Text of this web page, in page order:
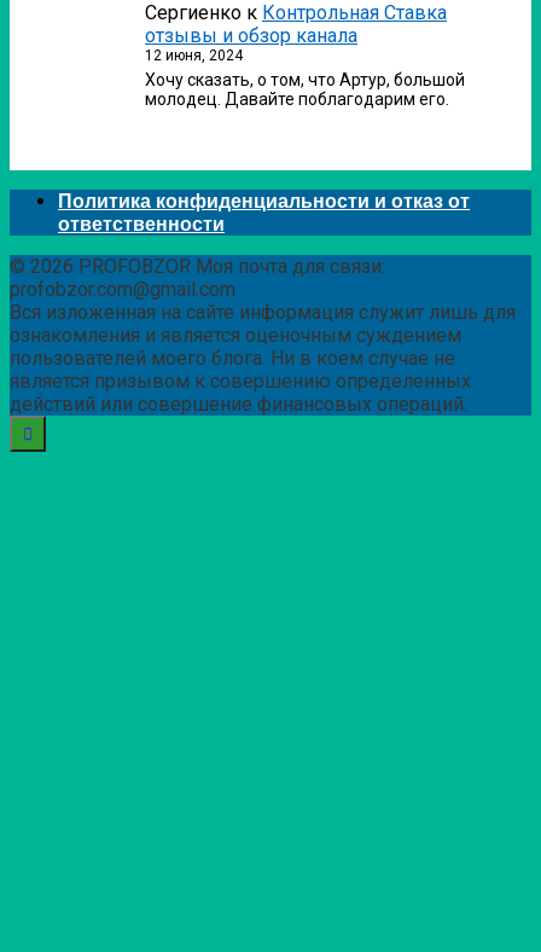
Сергиенко к Контрольная Ставка
отзывы и обзор канала
12 июня, 2024
Хочу сказать, о том, что Артур, большой
молодец. Давайте поблагодарим его.
Политика конфиденциальности и отказ от
ответственности
© 2026 PROFOBZOR Моя почта для связи:
profobzor.com@gmail.com
Вся изложенная на сайте информация служит лишь для
ознакомления и является оценочным суждением
пользователей моего блога. Ни в коем случае не
является призывом к совершению определенных
действий или совершение финансовых операций.